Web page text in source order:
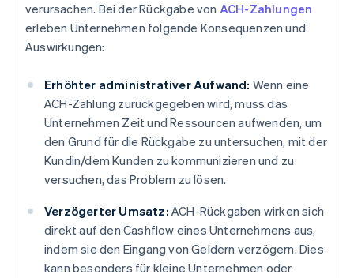
verursachen. Bei der Rückgabe von ACH-Zahlungen
erleben Unternehmen folgende Konsequenzen und
Auswirkungen:
Erhöhter administrativer Aufwand: Wenn eine
ACH-Zahlung zurückgegeben wird, muss das
Unternehmen Zeit und Ressourcen aufwenden, um
den Grund für die Rückgabe zu untersuchen, mit der
Kundin/dem Kunden zu kommunizieren und zu
versuchen, das Problem zu lösen.
Verzögerter Umsatz: ACH-Rückgaben wirken sich
direkt auf den Cashflow eines Unternehmens aus,
indem sie den Eingang von Geldern verzögern. Dies
kann besonders für kleine Unternehmen oder